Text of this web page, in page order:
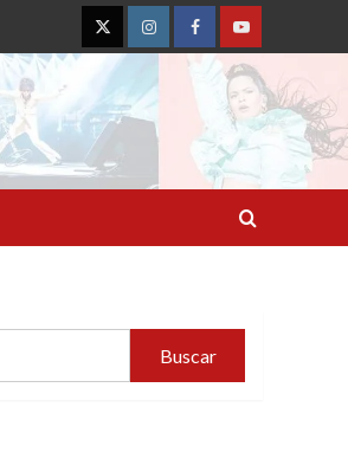
TwitterInstagramFacebookYouTube